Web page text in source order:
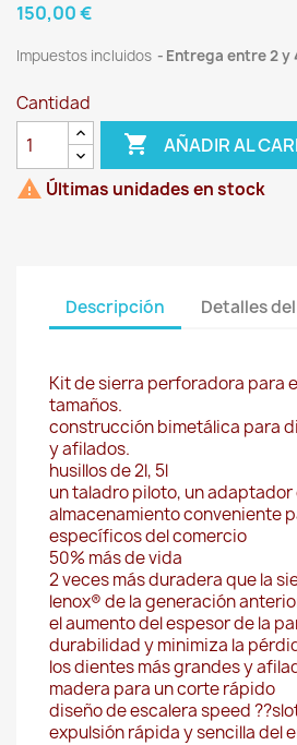
150,00 €
Impuestos incluidos Entrega entre 2 y
Cantidad
 AÑADIR AL
 Últimas unidades en stock
Descripción Detalles
Kit de sierra perforadora para
tamaños.
construcción bimetálica para
y afilados.
husillos de 2l, 5l
un taladro piloto, un adaptador
almacenamiento conveniente
específicos del comercio
50% más de vida
2 veces más duradera que la
lenox® de la generación
el aumento del espesor de la
durabilidad y minimiza la
los dientes más grandes y
madera para un corte rápido
diseño de escalera speed
expulsión rápida y sencilla del